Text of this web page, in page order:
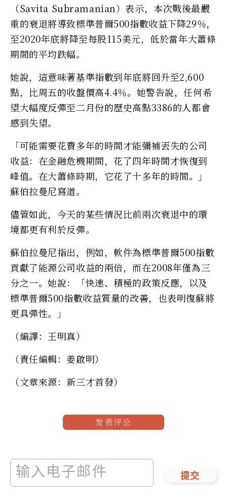
（Savita Subramanian）表示，本次戰後最嚴
重的衰退將導致標準普爾500指數收益下降29％，
至2020年底將降至每股115美元，低於當年大蕭條
期間的平均跌幅。
她說，這意味著基準指數到年底將回升至2,600
點，比周五的收盤價高4.4％。她警告說，任何希
望大幅度反彈至二月份的歷史高點3386的人都會
感到失望。
「可能需要花費多年的時間才能彌補丟失的公司
收益：在金融危機期間，花了四年時間才恢復到
峰值。在大蕭條時期，它花了十多年的時間。」
蘇伯拉曼尼寫道。
儘管如此，今天的某些情況比前兩次衰退中的環
境都更有利於反彈。
蘇伯拉曼尼指出，例如，軟件為標準普爾500指數
貢獻了能源公司收益的兩倍，而在2008年僅為三
分之一。她說：「快速、積極的政策反應，以及
標準普爾500指數收益質量的改善，也表明復蘇將
更具彈性。」
（編譯：王明真）
（責任編輯：姜啟明）
（文章來源：新三才首發）
发表评论
提交